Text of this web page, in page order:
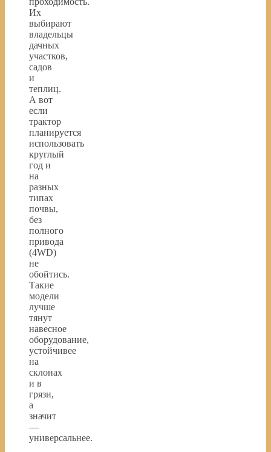
Их
выбирают
владельцы
дачных
участков,
садов
и
теплиц.
А вот
если
трактор
планируется
использовать
круглый
год и
на
разных
типах
почвы,
без
полного
привода
(4WD)
не
обойтись.
Такие
модели
лучше
тянут
навесное
оборудование,
устойчивее
на
склонах
и в
грязи,
а
значит
—
универсальнее.